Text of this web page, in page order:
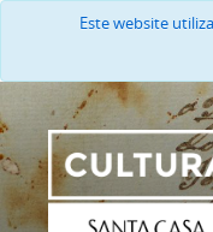
Este website